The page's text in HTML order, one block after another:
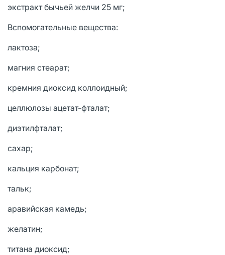
экстракт бычьей желчи 25 мг;
Вспомогательные вещества:
лактоза;
магния стеарат;
кремния диоксид коллоидный;
целлюлозы ацетат-фталат;
диэтилфталат;
сахар;
кальция карбонат;
тальк;
аравийская камедь;
желатин;
титана диоксид;